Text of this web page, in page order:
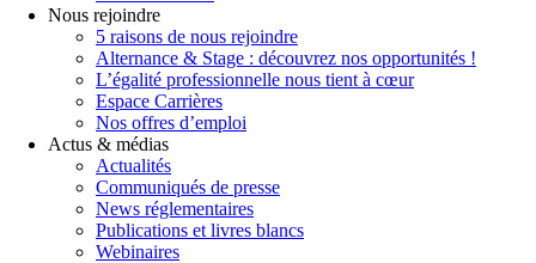
Nous rejoindre
5 raisons de nous rejoindre
Alternance & Stage : découvrez nos opportunités !
L’égalité professionnelle nous tient à cœur
Espace Carrières
Nos offres d’emploi
Actus & médias
Actualités
Communiqués de presse
News réglementaires
Publications et livres blancs
Webinaires